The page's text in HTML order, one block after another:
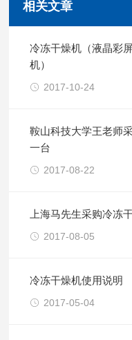
相关文章
冷冻干燥机（液晶彩
机）
2017-10-24
鞍山科技大学王老师
一台
2017-08-22
上海马先生采购冷冻
2017-08-05
冷冻干燥机使用说明
2017-05-04